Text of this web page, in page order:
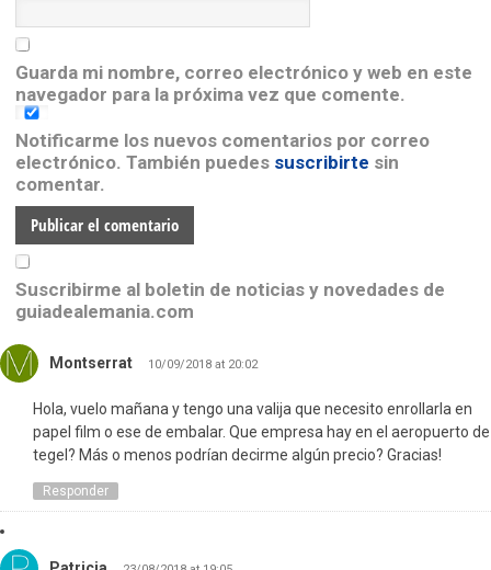
Guarda mi nombre, correo electrónico y web en este
navegador para la próxima vez que comente.
Notificarme los nuevos comentarios por correo
electrónico. También puedes suscribirte sin
comentar.
Suscribirme al boletin de noticias y novedades de
guiadealemania.com
Montserrat 10/09/2018 at 20:02
Hola, vuelo mañana y tengo una valija que necesito enrollarla en
papel film o ese de embalar. Que empresa hay en el aeropuerto de
tegel? Más o menos podrían decirme algún precio? Gracias!
Responder